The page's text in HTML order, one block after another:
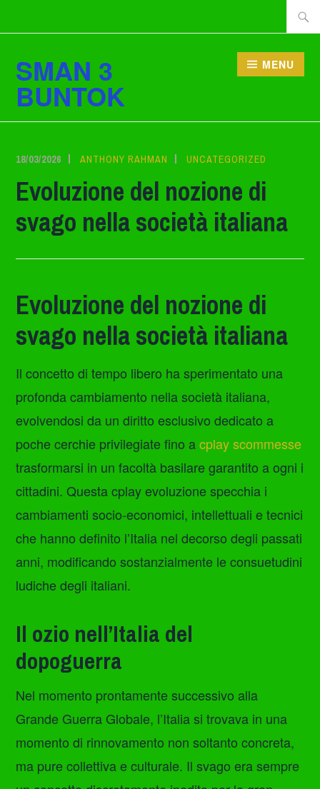
ke
Cari
SMAN 3
BUNTOK
MENU
18/03/2026 ANTHONY RAHMAN UNCATEGORIZED
Evoluzione del nozione di
svago nella società italiana
Evoluzione del nozione di
svago nella società italiana
Il concetto di tempo libero ha sperimentato una
profonda cambiamento nella società italiana,
evolvendosi da un diritto esclusivo dedicato a
poche cerchie privilegiate fino acplay scommesse
trasformarsi in un facoltà basilare garantito a ogni i
cittadini. Questa cplay evoluzione specchia i
cambiamenti socio-economici, intellettuali e tecnici
che hanno definito l’Italia nel decorso degli passati
anni, modificando sostanzialmente le consuetudini
ludiche degli italiani.
Il ozio nell’Italia del
dopoguerra
Nel momento prontamente successivo alla
Grande Guerra Globale, l’Italia si trovava in una
momento di rinnovamento non soltanto concreta,
ma pure collettiva e culturale. Il svago era sempre